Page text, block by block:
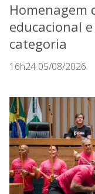
Homenagem
educacional
categoria
16h24 05/08/2026